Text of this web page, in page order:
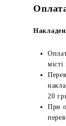
20
При